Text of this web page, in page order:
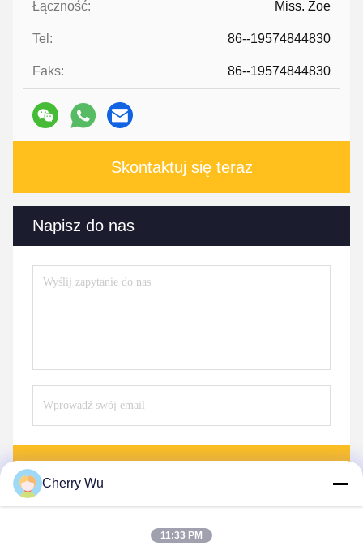
Łączność: Miss. Zoe
Tel: 86--19574844830
Faks: 86--19574844830
Skontaktuj się teraz
Napisz do nas
Cherry Wu
11:33 PM